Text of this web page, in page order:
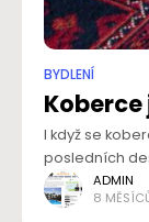
BYDLENÍ
I když se
posledních
raději
Trendy se
ADMIN
8